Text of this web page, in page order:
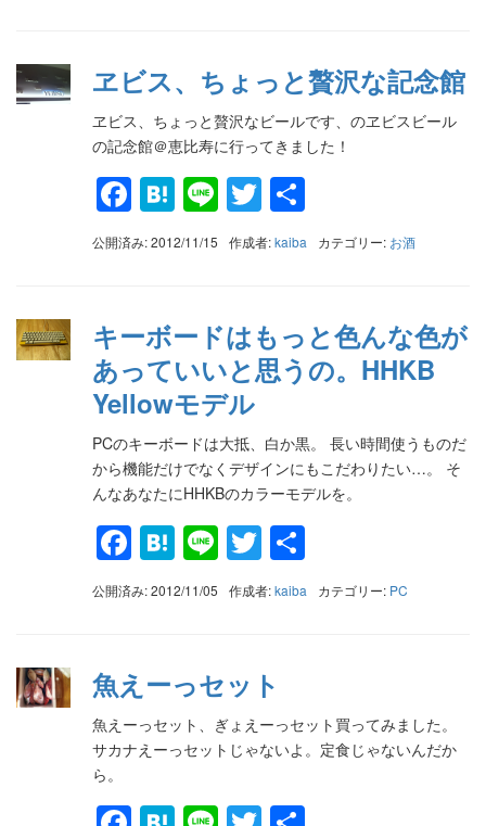
ヱビス、ちょっと贅沢な記念館
ヱビス、ちょっと贅沢なビールです、のヱビスビール
の記念館＠恵比寿に行ってきました！
Facebook
Hatena
LineTwitter
有
公開済み: 2012/11/15 作成者:kaiba カテゴリー: お酒
キーボードはもっと色んな色が
あっていいと思うの。HHKB
Yellowモデル
PCのキーボードは大抵、白か黒。 長い時間使うものだ
から機能だけでなくデザインにもこだわりたい…。 そ
んなあなたにHHKBのカラーモデルを。
Facebook
Hatena
LineTwitter
有
公開済み: 2012/11/05 作成者:kaiba カテゴリー: PC
魚えーっセット
魚えーっセット、ぎょえーっセット買ってみました。
サカナえーっセットじゃないよ。定食じゃないんだか
ら。